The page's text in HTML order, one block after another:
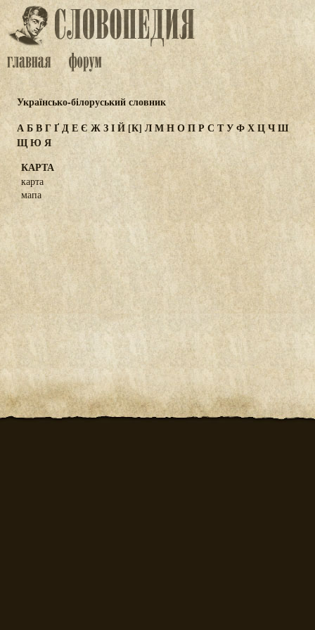
Українсько-білоруський словник
АБВГҐДЕЄ ЖЗІЙ[К] ЛМНОПР С ТУФХЦЧШ
ЩЮ Я
КАРТА
карта
мапа